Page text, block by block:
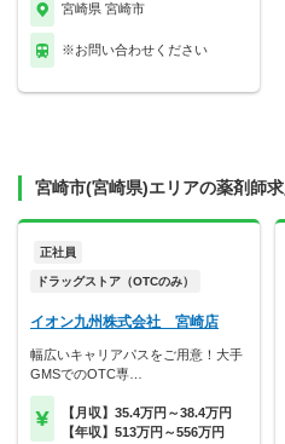
宮崎県 宮崎市
※お問い合わせください
宮崎市(宮崎県)エリアの薬剤師
正社員
ドラッグストア（OTCのみ）
イオン九州株式会社 宮崎店
幅広いキャリアパスをご用意！大手
GMSでのOTC専…
【月収】35.4万円～38.4万円
【年収】513万円～556万円